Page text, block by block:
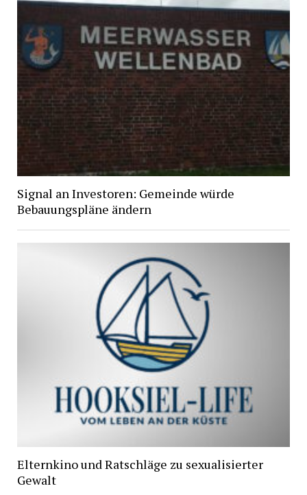
Signal an Investoren: Gemeinde würde
Bebauungspläne ändern
Elternkino und Ratschläge zu sexualisierter
Gewalt